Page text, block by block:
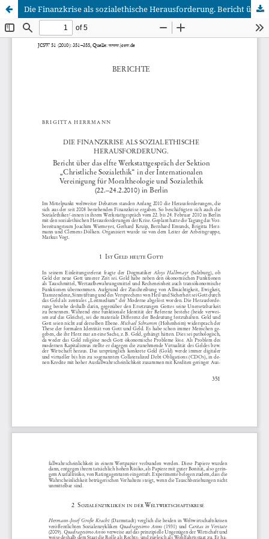
Die Finanzkrise als sozialethische Herausforderung. Bericht über das elfte Werkstattgespräch der Sektion „Christliche Sozialethik“ in der Internationalen Vereinigung für Moraltheologie und Sozialethik (22.–24.2.2010) in Berlin